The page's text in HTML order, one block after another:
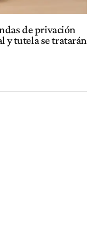
de privación
y tutela se tratarán